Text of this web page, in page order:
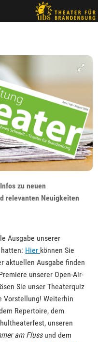
zu neuen
relevanten Neuigkeiten
Ausgabe unserer
Hier können Sie
aktuellen Ausgabe finden
unserer Open-Air-
Sie unser Theaterquiz
Vorstellung! Weiterhin
Repertoire, dem
unseren
am Flussund dem